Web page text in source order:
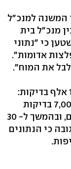
המשנה למנכ"ל
מנכ"ל בית
כי "נתוני
אדומות".
את המוח".
לדברי גרוטו, עד כה בוצעו בישראל 103 אלף בדיקות:
"ביומיים-שלושה האחרונים ביצענו 7,000 בדיקות
ביום, נגיע לעשרת-אלפים בדיקות ביום, ובהמשך ל- 30
כי הנתונים